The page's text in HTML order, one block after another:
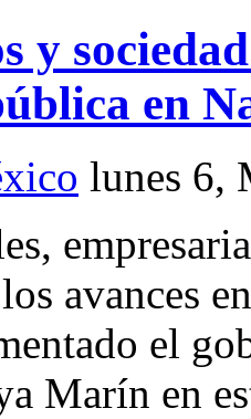
y
en
lunes 6,
avances
el
Marín en